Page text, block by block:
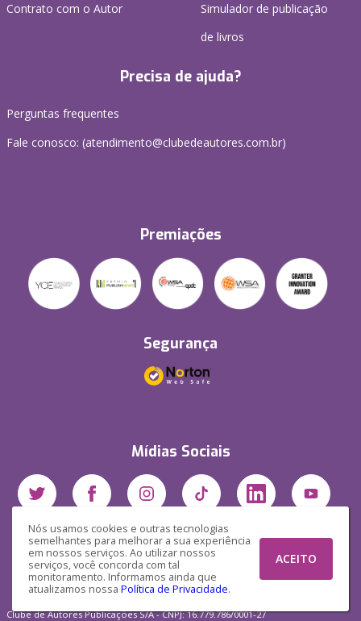
Nós usamos cookies e outras tecnologias
semelhantes para melhorar a sua experiência
em nossos serviços. Ao utilizar nossos
serviços, você concorda com tal
monitoramento. Informamos ainda que
atualizamos nossa Política de Privacidade.
ACEITO
Contrato com o Autor
Simulador de publicação
de livros
Precisa de ajuda?
Perguntas frequentes
Fale conosco: (atendimento@clubedeautores.com.br)
Premiações
Segurança
Mídias Sociais
Clube de Autores Publicações S/A - CNPJ: 16.779.786/0001-27